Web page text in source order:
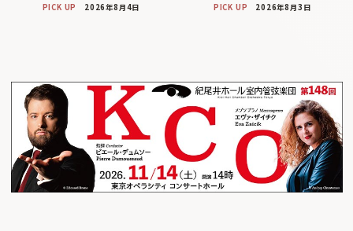
PICK UP 2026年8月4日 PICK UP 2026年8月3日